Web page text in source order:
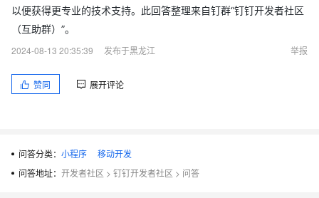
以便获得更专业的技术支持。此回答整理来自钉群“钉钉开发者社区
（互助群）”。
2024-08-13 20:35:39
发布于黑龙江 举报
赞同 展开评论
问答分类： 小程序
移动开发
问答地址： 开发者社区 > 钉钉开发者社区 > 问答